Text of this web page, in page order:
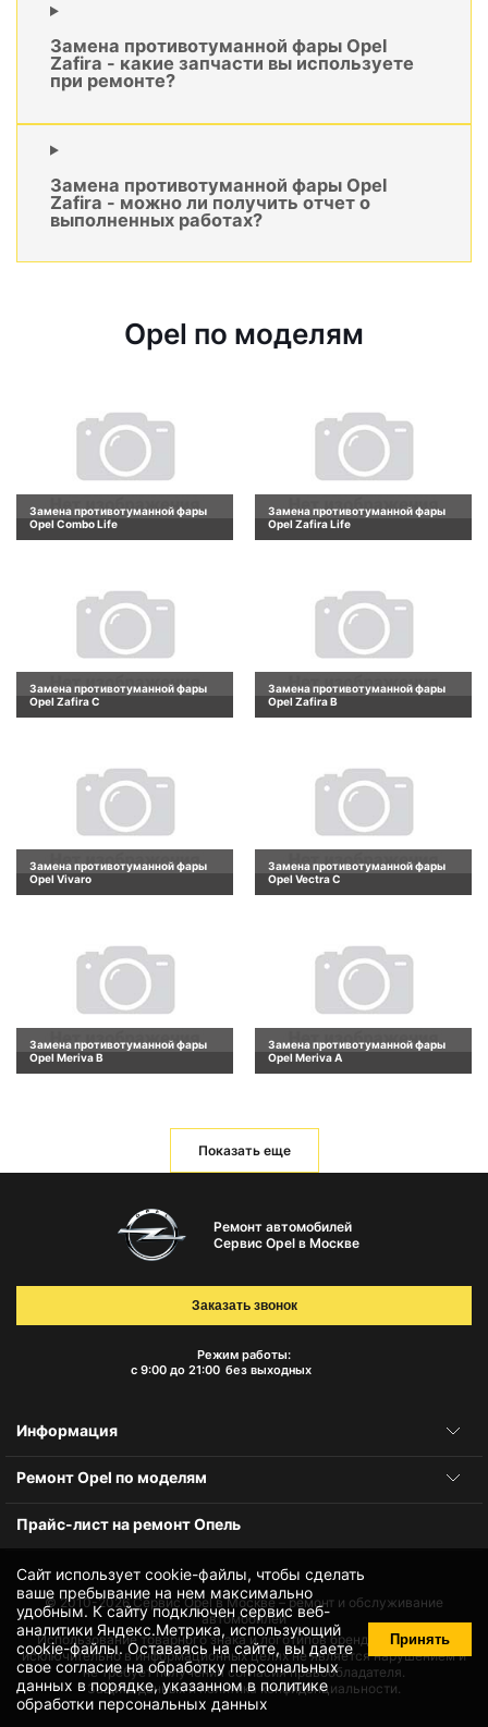
Замена противотуманной фары Opel
Zafira - какие запчасти вы используете
при ремонте?
Замена противотуманной фары Opel
Zafira - можно ли получить отчет о
выполненных работах?
Opel по моделям
Замена противотуманной фары
Opel Combo Life
Замена противотуманной фары
Opel Zafira Life
Замена противотуманной фары
Opel Zafira C
Замена противотуманной фары
Opel Zafira B
Замена противотуманной фары
Opel Vivaro
Замена противотуманной фары
Opel Vectra C
Замена противотуманной фары
Opel Meriva B
Замена противотуманной фары
Opel Meriva A
Показать еще
Сайт использует cookie-файлы, чтобы сделать
ваше пребывание на нем максимально
удобным. К cайту подключен сервис веб-
аналитики Яндекс.Метрика, использующий
cookie-файлы. Оставаясь на сайте, вы даете
своесогласие на обработку персональных
данных в порядке, указанном в политике
обработки персональных данных
Принять
Ремонт автомобилей
Сервис Opel в Москве
Режим работы:
с 9:00 до 21:00 без выходных
Заказать звонок
Информация
Ремонт Opel по моделям
Прайс-лист на ремонт Опель
© 2010-2026Сервис Opel в Москве – ремонт и обслуживание
автомобилей
Использование товарного знака и логотипов бренда происходит
исключительно в информационных целях не является нарушением и
не требует получения согласия правообладателя.
Защита данных и политика конфиденциальности.